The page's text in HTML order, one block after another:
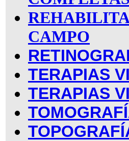
CAMPO
TERAPIAS
TERAPIAS